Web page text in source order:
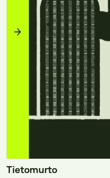
Tietomurto